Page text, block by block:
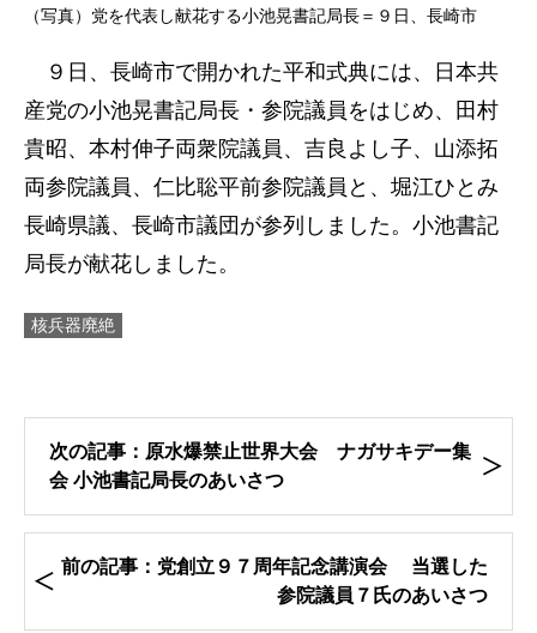
（写真）党を代表し献花する小池晃書記局長＝９日、長崎市
９日、長崎市で開かれた平和式典には、日本共
産党の小池晃書記局長・参院議員をはじめ、田村
貴昭、本村伸子両衆院議員、吉良よし子、山添拓
両参院議員、仁比聡平前参院議員と、堀江ひとみ
長崎県議、長崎市議団が参列しました。小池書記
局長が献花しました。
核兵器廃絶
次の記事：原水爆禁止世界大会 ナガサキデー集
会 小池書記局長のあいさつ
前の記事：党創立９７周年記念講演会 当選した
参院議員７氏のあいさつ